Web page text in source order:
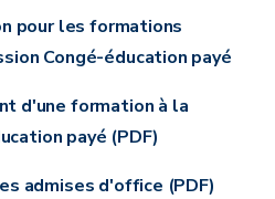
éducation payé
permanente des
1985 contenant des
août 1993 portant
pour les formations
Congé-éducation payé
d'une formation à la
payé (PDF)
admises d'office (PDF)